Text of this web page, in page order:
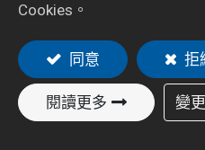
Cookies。
同意 拒
閱讀更多 變